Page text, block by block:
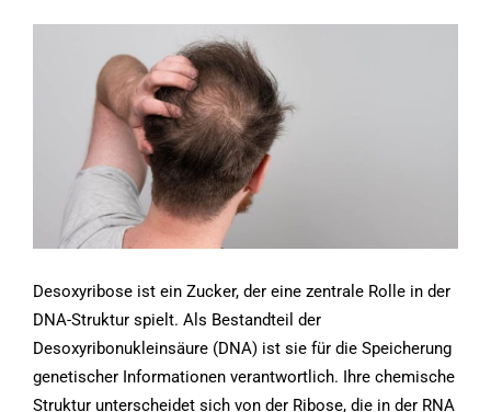
Desoxyribose ist ein Zucker, der eine zentrale Rolle in der
DNA-Struktur spielt. Als Bestandteil der
Desoxyribonukleinsäure (DNA) ist sie für die Speicherung
genetischer Informationen verantwortlich. Ihre chemische
Struktur unterscheidet sich von der Ribose, die in der RNA